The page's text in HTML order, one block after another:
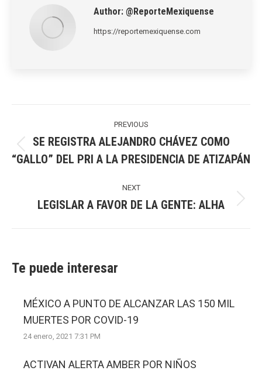
Author: @ReporteMexiquense
https://reportemexiquense.com
PREVIOUS
post:
SE REGISTRA ALEJANDRO CHÁVEZ COMO
“GALLO” DEL PRI A LA PRESIDENCIA DE ATIZAPÁN
NEXT
Next
LEGISLAR A FAVOR DE LA GENTE: ALHA
Te puede interesar
MÉXICO A PUNTO DE ALCANZAR LAS 150 MIL
MUERTES POR COVID-19
24 enero, 2021 7:31 PM
ACTIVAN ALERTA AMBER POR NIÑOS